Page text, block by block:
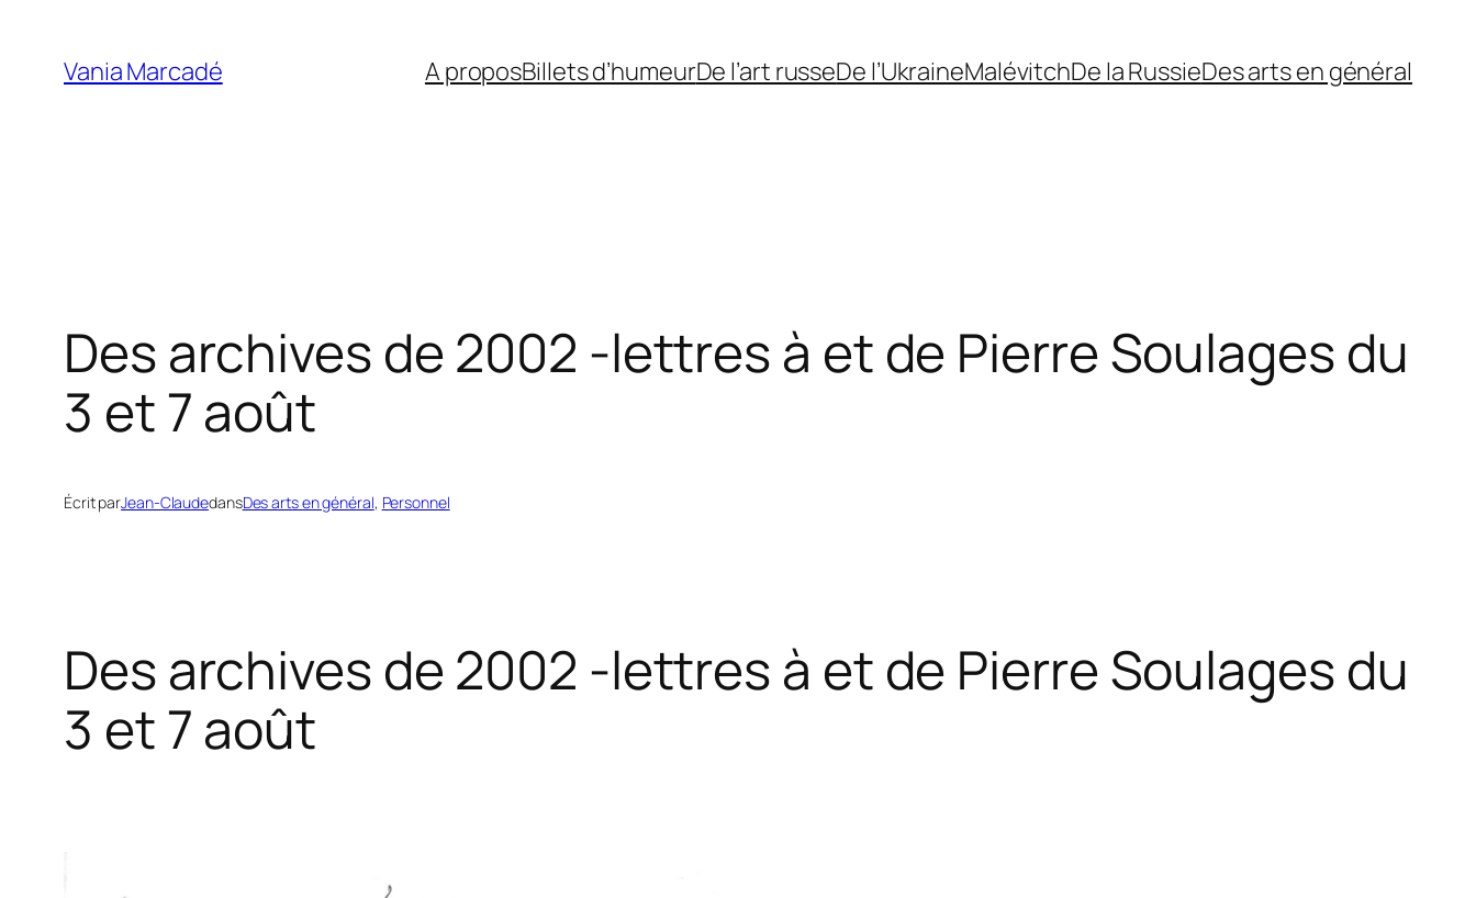
contenu
Vania Marcadé A proposBillets d’humeurDe l’art russeDe l’UkraineMalévitchDe la RussieDes arts en général
Des archives de 2002 -lettres à et de Pierre Soulages du
3 et 7 août
Écrit parJean-ClaudedansDes arts en général, Personnel
Des archives de 2002 -lettres à et de Pierre Soulages du
3 et 7 août